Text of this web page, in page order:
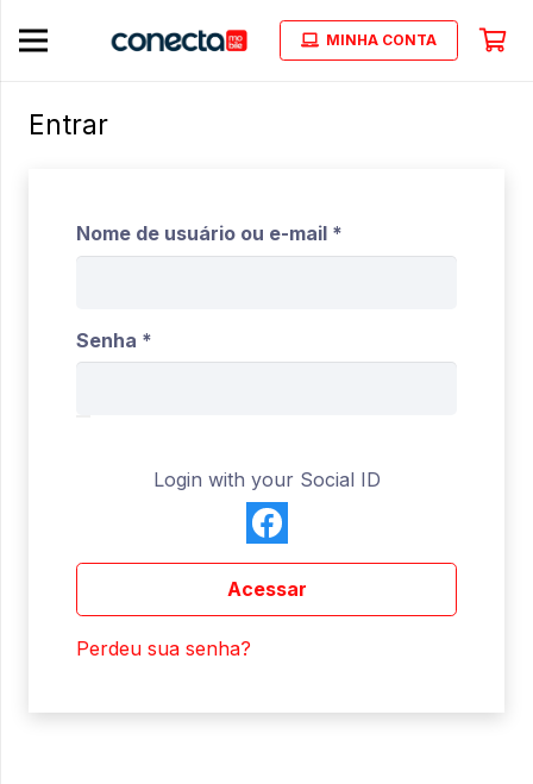
MINHA CONTA
Entrar
Nome de usuário ou e-mail *
Senha *
Login with your Social ID
Acessar
Perdeu sua senha?